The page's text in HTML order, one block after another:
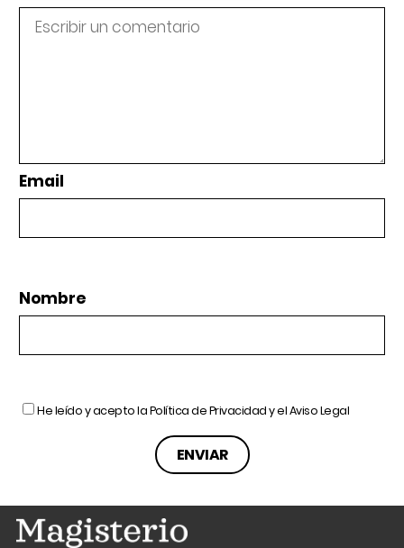
Email
Nombre
He leído y acepto laPolítica de Privacidady elAviso Legal